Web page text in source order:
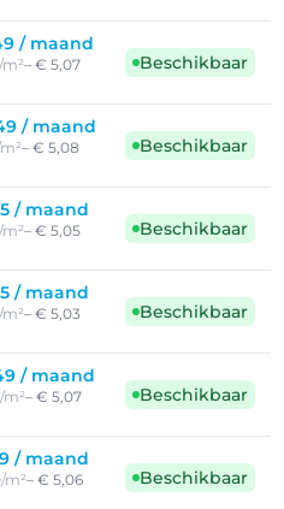
/ maand
/m²– € 5,07
Beschikbaar
/ maand
– € 5,08
Beschikbaar
/ maand
/m²– € 5,05
Beschikbaar
/ maand
/m²– € 5,03
Beschikbaar
/ maand
/m²– € 5,07
Beschikbaar
/ maand
/m²– € 5,06
Beschikbaar